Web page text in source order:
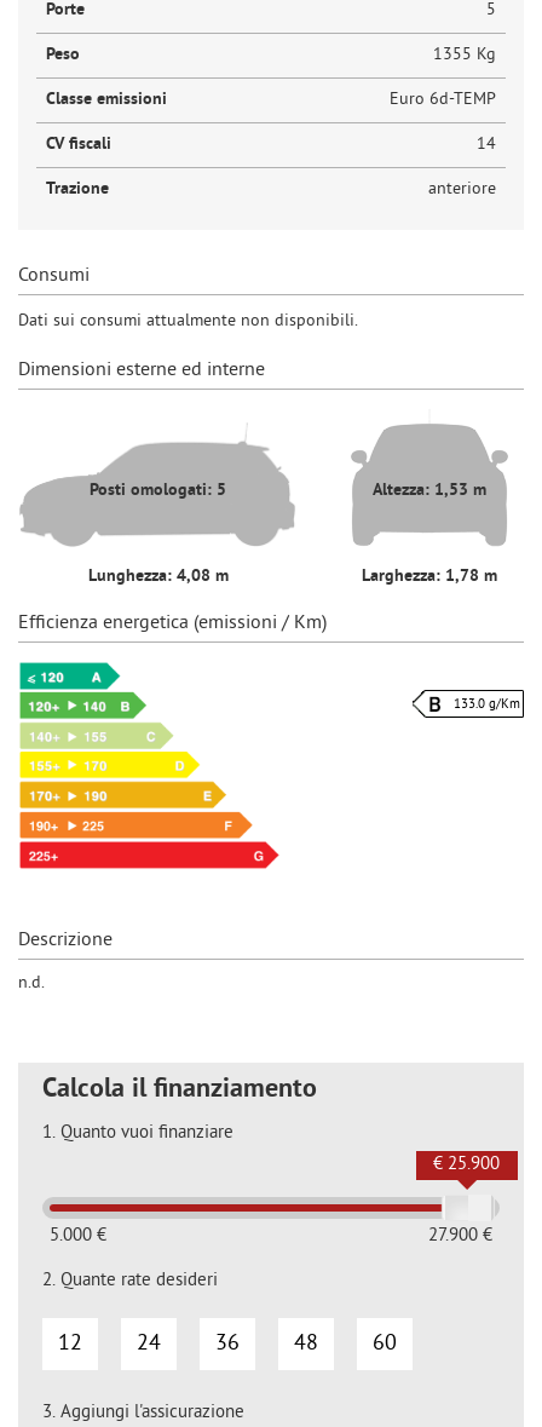
Porte 5
Peso 1355 Kg
Classe emissioni Euro 6d-TEMP
CV fiscali 14
Trazione anteriore
Consumi
Dati sui consumi attualmente non disponibili.
Dimensioni esterne ed interne
Posti omologati: 5
Lunghezza: 4,08 m
Altezza: 1,53 m
Larghezza: 1,78 m
Efficienza energetica (emissioni / Km)
133.0 g/Km
Descrizione
n.d.
Calcola il finanziamento
1. Quanto vuoi finanziare
5.000 € 27.900 €
€ 25.900
2. Quante rate desideri
12 24 36 48 60
3. Aggiungi l'assicurazione